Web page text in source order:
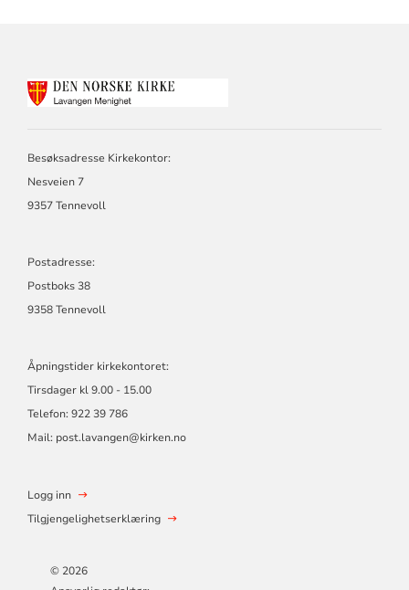
Besøksadresse Kirkekontor:
Nesveien 7
9357 Tennevoll
Postadresse:
Postboks 38
9358 Tennevoll
Åpningstider kirkekontoret:
Tirsdager kl 9.00 - 15.00
Telefon: 922 39 786
Mail: post.lavangen@kirken.no
Logg inn
Tilgjengelighetserklæring
© 2026